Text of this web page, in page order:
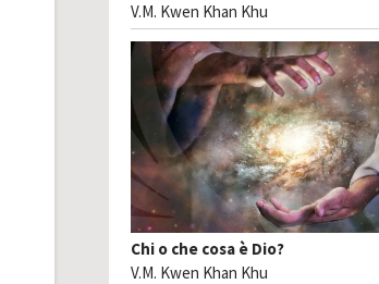
V.M. Kwen Khan Khu
Chi o che cosa è Dio?
V.M. Kwen Khan Khu